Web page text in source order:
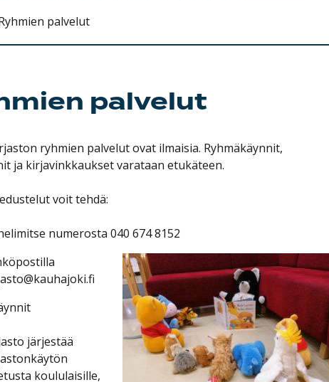
palvelut
palvelut
ryhmien palvelut ovat ilmaisia. Ryhmäkäynnit,
ja kirjavinkkaukset varataan etukäteen.
voit tehdä:
numerosta 040 674 8152
järjestää
koululaisille,